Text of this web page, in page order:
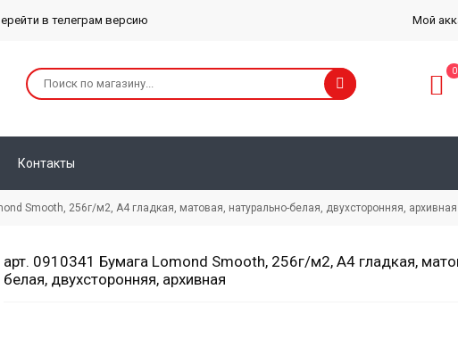
Мой
в телеграм версию
0
Контакты
Smooth, 256г/м2, А4 гладкая, матовая, натурально-белая, двухсторонняя, архивная
арт. 0910341 Бумага Lomond Smooth, 256г/м2, А4 гладкая,
белая, двухсторонняя, архивная